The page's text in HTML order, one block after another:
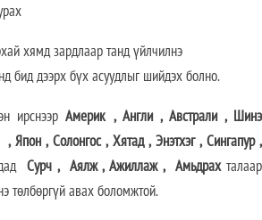
хямд зардлаар танд үйлчилнэ
дээрх бүх асуудлыг шийдэх болно.
ирснээр Америк, Англи ,Австрали ,Шинэ
, Япон, Солонгос,Хятад,Энэтхэг, Сингапур,
Сурч,Аялж,Ажиллаж, Амьдрахталаар
төлбөргүй авах боломжтой.